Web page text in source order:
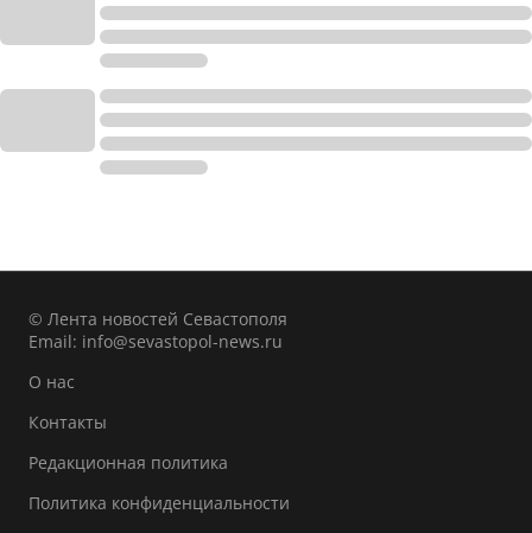
© Лента новостей Севастополя
Email: info@sevastopol-news.ru
О нас
Контакты
Редакционная политика
Политика конфиденциальности